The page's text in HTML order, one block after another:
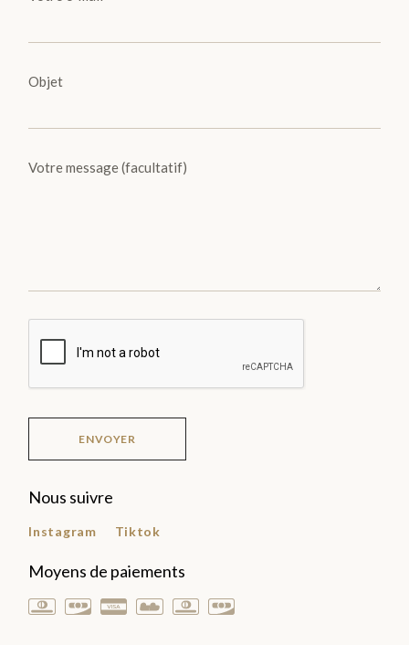
Objet
Votre message (facultatif)
ENVOYER
Nous suivre
Instagram Tiktok
Moyens de paiements